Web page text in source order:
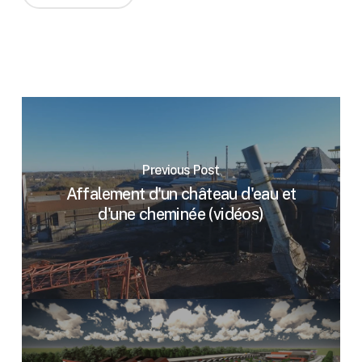
Previous Post
Affalement d'un château d'eau et
d'une cheminée (vidéos)